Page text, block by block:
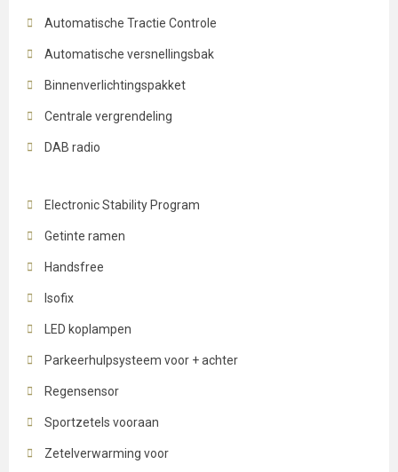
Automatische Tractie Controle
Automatische versnellingsbak
Binnenverlichtingspakket
Centrale vergrendeling
DAB radio
Electronic Stability Program
Getinte ramen
Handsfree
Isofix
LED koplampen
Parkeerhulpsysteem voor + achter
Regensensor
Sportzetels vooraan
Zetelverwarming voor